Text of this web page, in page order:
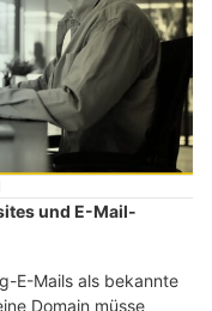
und E-Mail-
E-Mails als bekannte
Domain müsse